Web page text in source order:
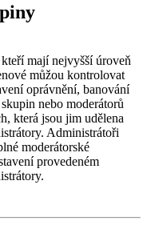
mají nejvyšší úroveň
můžou kontrolovat
oprávnění, banování
nebo moderátorů
která jsou jim udělena
Administrátoři
moderátorské
provedeném